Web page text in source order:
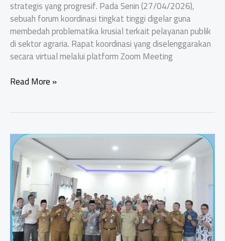
strategis yang progresif. Pada Senin (27/04/2026),
sebuah forum koordinasi tingkat tinggi digelar guna
membedah problematika krusial terkait pelayanan publik
di sektor agraria. Rapat koordinasi yang diselenggarakan
secara virtual melalui platform Zoom Meeting
Kanwil
Kepastian
Hukum:
Strategi
Tuntas
Tunggakan
dan
Sertifikasi
Wakaf
2026
Read More »